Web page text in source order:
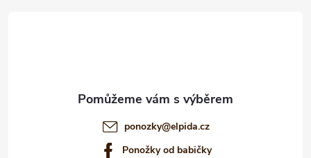
ponozky@elpida.cz
Ponožky od babičky